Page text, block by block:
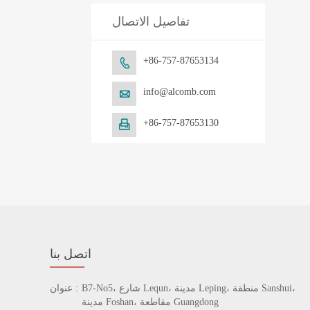
تفاصيل الاتصال
 +86-757-87653134
 info@alcomb.com
 +86-757-87653130
اتصل بنا
عنوان : B7-No5، شارع Lequn، مدينة Leping، منطقة Sanshui،
مدينة Foshan، مقاطعة Guangdong